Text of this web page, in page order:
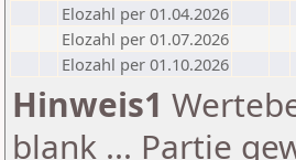
Elozahl per 01.04.2026
Elozahl per 01.07.2026
Elozahl per 01.10.2026
Hinweis1
blank ... Partie